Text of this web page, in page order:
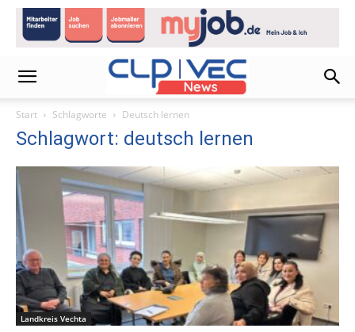
Start Schlagworte Deutsch lernen
Schlagwort: deutsch lernen
Landkreis Vechta